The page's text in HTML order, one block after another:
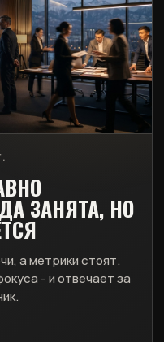
ЗАНЯТА, НО
а метрики стоят.
- и отвечает за